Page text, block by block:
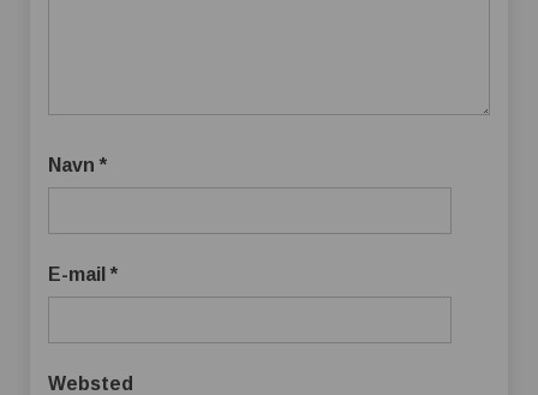
Navn *
E-mail *
Websted